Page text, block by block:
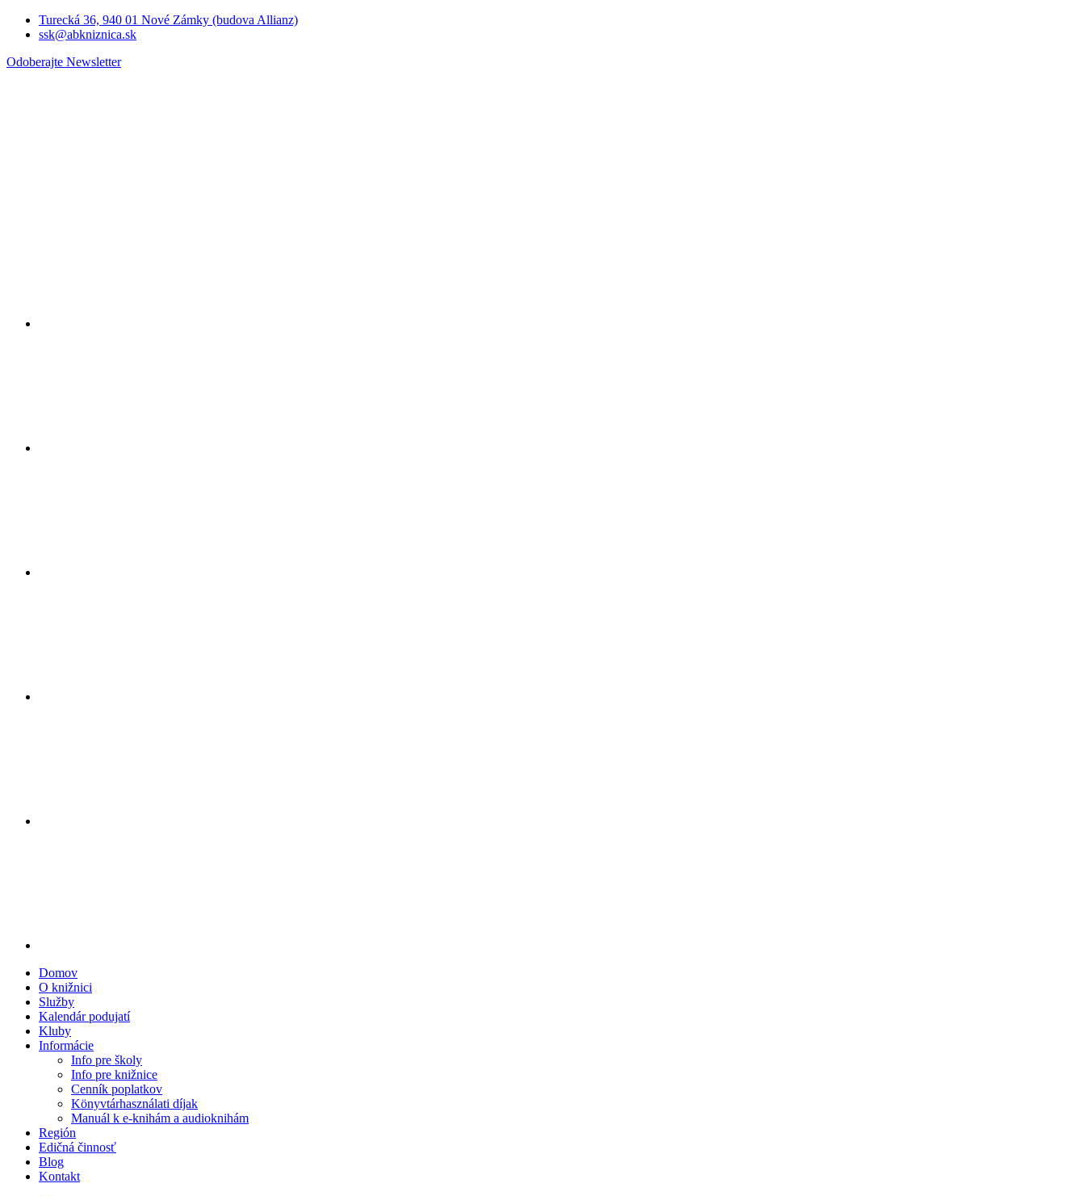
Turecká 36, 940 01 Nové Zámky (budova Allianz)
ssk@abkniznica.sk
Odoberajte Newsletter
Domov
O knižnici
Služby
Kalendár podujatí
Kluby
Informácie
Info pre školy
Info pre knižnice
Cenník poplatkov
Könyvtárhasználati díjak
Manuál k e-knihám a audioknihám
Región
Edičná činnosť
Blog
Kontakt